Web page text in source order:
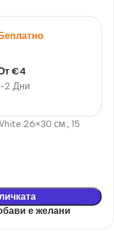
2 Дни
€4
26×30 см., 15
е желани